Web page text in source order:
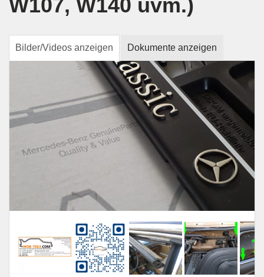
W107, W140 uvm.)
Bilder/Videos anzeigen Dokumente anzeigen